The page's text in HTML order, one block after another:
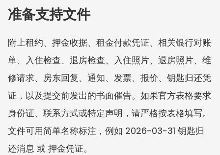
准备支持文件
附上租约、押金收据、租金付款凭证、相关银行对账
单、入住检查、退房检查、入住照片、退房照片、维
修请求、房东回复、通知、发票、报价、钥匙归还凭
证，以及提交前发出的书面催告。如果官方表格要求
身份证、联系方式或特定声明，请严格按表格填写。
文件可用简单名称标注，例如 2026-03-31 钥匙归
还消息 或 押金凭证。